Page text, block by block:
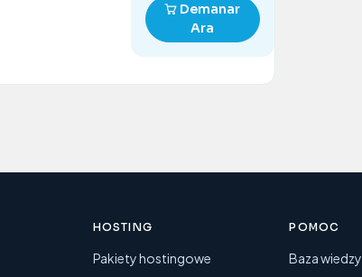
Demanar
Ara
HOSTING
Pakiety hostingowe
POMOC
Baza wiedzy